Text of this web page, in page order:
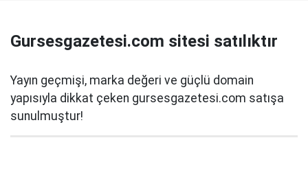
Gursesgazetesi.com sitesi satılıktır
Yayın geçmişi, marka değeri ve güçlü domain
yapısıyla dikkat çeken gursesgazetesi.com satışa
sunulmuştur!